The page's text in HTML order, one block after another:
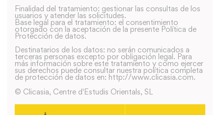
Finalidad del tratamiento: gestionar las consultas de los
usuarios y atender las solicitudes.
Base legal para el tratamiento: el consentimiento
otorgado con la aceptación de la presente Política de
Protección de datos.
Destinatarios de los datos: no serán comunicados a
terceras personas excepto por obligación legal. Para
más información sobre este tratamiento y como ejercer
sus derechos puede consultar nuestra política completa
de protección de datos en: http://www.clicasia.com.
© Clicasia, Centre d'Estudis Orientals, SL